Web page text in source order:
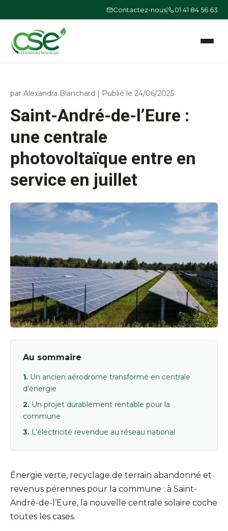
Contactez-nous| 01 41 84 56 63
Ouvrir le
par Alexandra Blanchard | Publié le 24/06/2025
Saint-André-de-l’Eure :
une centrale
photovoltaïque entre en
service en juillet
Au sommaire
Un ancien aérodrome transformé en centrale
d’énergie
Un projet durablement rentable pour la
commune
L’électricité revendue au réseau national
Énergie verte, recyclage de terrain abandonné et
revenus pérennes pour la commune : à Saint-
André-de-l’Eure, la nouvelle centrale solaire coche
toutes les cases.